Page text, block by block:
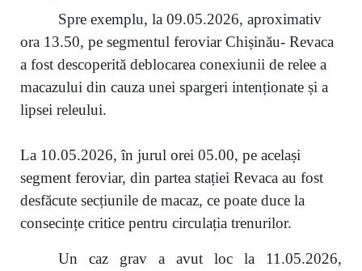
Spre exemplu, la 09.05.2026, aproximativ
ora 13.50, pe segmentul feroviar Chișinău- Revaca
a fost descoperită deblocarea conexiunii de relee a
macazului din cauza unei spargeri intenționate și a
lipsei releului.
La 10.05.2026, în jurul orei 05.00, pe același
segment feroviar, din partea stației Revaca au fost
desfăcute secțiunile de macaz, ce poate duce la
consecințe critice pentru circulația trenurilor.
Un caz grav a avut loc la 11.05.2026,